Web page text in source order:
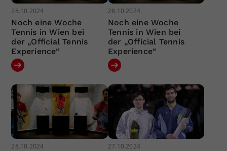
28.10.2024
Noch eine Woche
Tennis in Wien bei
der „Official Tennis
Experience“
28.10.2024
Noch eine Woche
Tennis in Wien bei
der „Official Tennis
Experience“
28.10.2024 27.10.2024